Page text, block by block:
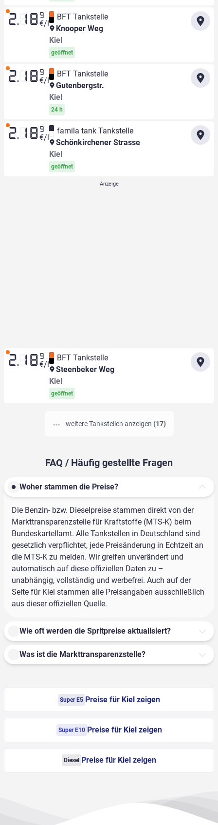
2.18 9
€/l
BFT Tankstelle
Knooper Weg
Kiel
geöffnet
2.18 9
€/l
BFT Tankstelle
Gutenbergstr.
Kiel
24 h
2.18 9
€/l
famila tank Tankstelle
Schönkirchener Strasse
Kiel
geöffnet
2.18 9
€/l
BFT Tankstelle
Steenbeker Weg
Kiel
geöffnet
weitere Tankstellen anzeigen (17)
FAQ / Häufig gestellte Fragen
Woher stammen die Preise?
Die Benzin- bzw. Dieselpreise stammen direkt von der
Markttransparenzstelle für Kraftstoffe (MTS-K) beim
Bundeskartellamt. Alle Tankstellen in Deutschland sind
gesetzlich verpflichtet, jede Preisänderung in Echtzeit an
die MTS-K zu melden. Wir greifen unverändert und
automatisch auf diese offiziellen Daten zu –
unabhängig, vollständig und werbefrei. Auch auf der
Seite für Kiel stammen alle Preisangaben ausschließlich
aus dieser offiziellen Quelle.
Wie oft werden die Spritpreise aktualisiert?
Was ist die Markttransparenzstelle?
Super E5 Preise für Kiel zeigen
Super E10 Preise für Kiel zeigen
Diesel Preise für Kiel zeigen